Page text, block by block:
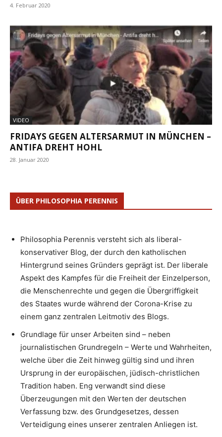
4. Februar 2020
VIDEO
FRIDAYS GEGEN ALTERSARMUT IN MÜNCHEN –
ANTIFA DREHT HOHL
28. Januar 2020
ÜBER PHILOSOPHIA PERENNIS
Philosophia Perennis versteht sich als liberal-
konservativer Blog, der durch den katholischen
Hintergrund seines Gründers geprägt ist. Der liberale
Aspekt des Kampfes für die Freiheit der Einzelperson,
die Menschenrechte und gegen die Übergriffigkeit
des Staates wurde während der Corona-Krise zu
einem ganz zentralen Leitmotiv des Blogs.
Grundlage für unser Arbeiten sind – neben
journalistischen Grundregeln – Werte und Wahrheiten,
welche über die Zeit hinweg gültig sind und ihren
Ursprung in der europäischen, jüdisch-christlichen
Tradition haben. Eng verwandt sind diese
Überzeugungen mit den Werten der deutschen
Verfassung bzw. des Grundgesetzes, dessen
Verteidigung eines unserer zentralen Anliegen ist.